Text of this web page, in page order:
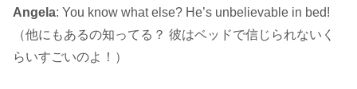
Angela: You know what else? He’s unbelievable in bed!
（他にもあるの知ってる？ 彼はベッドで信じられないく
らいすごいのよ！）